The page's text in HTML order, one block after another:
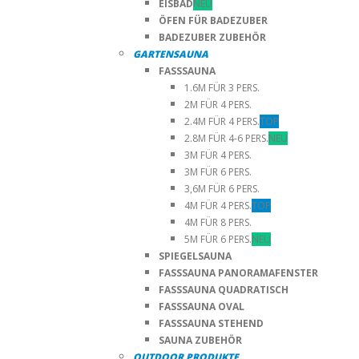
EISBADNEU
ÖFEN FÜR BADEZUBER
BADEZUBER ZUBEHÖR
GARTENSAUNA
FASSSAUNA
1.6M FÜR 3 PERS.
2M FÜR 4 PERS.
2.4M FÜR 4 PERS.TOP
2.8M FÜR 4-6 PERS.NEU
3M FÜR 4 PERS.
3M FÜR 6 PERS.
3,6M FÜR 6 PERS.
4M FÜR 4 PERS.TOP
4M FÜR 8 PERS.
5M FÜR 6 PERS.NEU
SPIEGELSAUNA
FASSSAUNA PANORAMAFENSTER
FASSSAUNA QUADRATISCH
FASSSAUNA OVAL
FASSSAUNA STEHEND
SAUNA ZUBEHÖR